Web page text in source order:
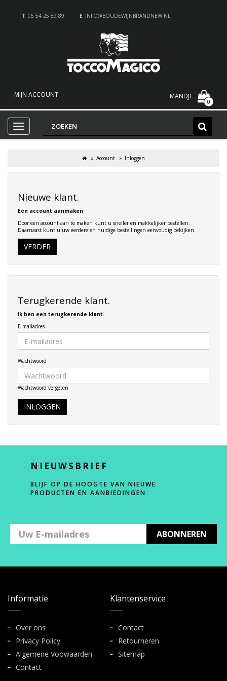
T 06 54 25 89 89 E INFO@BOUDEWIJNBRANDNEW.NL
MIJN ACCOUNT MANDJE
0
Account Inloggen
Nieuwe klant.
Een account aanmaken
Door een account aan te maken kunt u sneller en makkelijker bestellen.
Daarnaast kunt u uw eerdere en huidige bestellingen eenvoudig bekijken.
VERDER
Terugkerende klant.
Ik ben een terugkerende klant.
E-mailadres
Wachtwoord
Wachtwoord vergeten
NIEUWSBRIEF
BLIJF OP DE HOOGTE VAN NIEUWE
PRODUCTEN EN AANBIEDINGEN
ABONNEREN
Informatie
Over ons
Privacy Policy
Algemene Voowaarden
Contact
Klantenservice
Contact
Retourneren
Sitemap